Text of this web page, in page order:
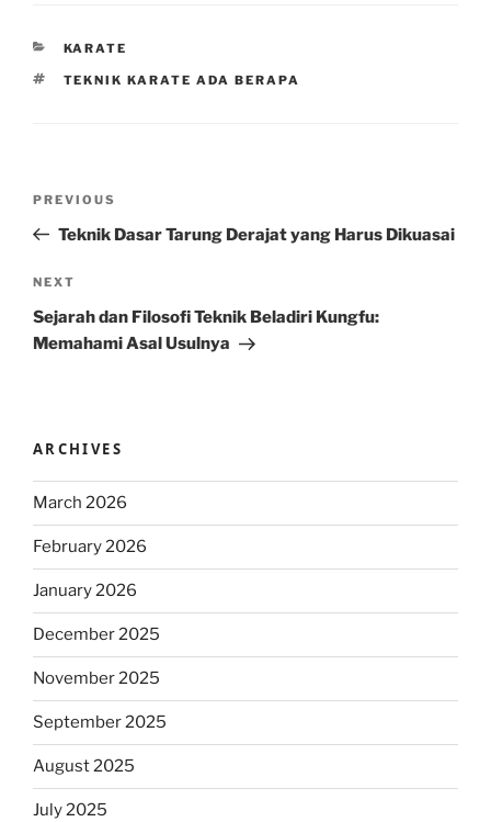
CATEGORIES
KARATE
TAGS
TEKNIK KARATE ADA BERAPA
Previous
Post
PREVIOUS
Teknik Dasar Tarung Derajat yang Harus Dikuasai
Next
Post
NEXT
Sejarah dan Filosofi Teknik Beladiri Kungfu:
Memahami Asal Usulnya
ARCHIVES
March 2026
February 2026
January 2026
December 2025
November 2025
September 2025
August 2025
July 2025